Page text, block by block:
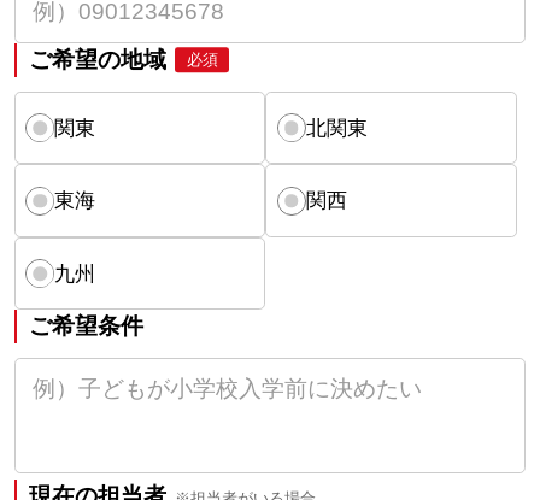
ご希望の地域 必須
関東 北関東
東海 関西
九州
ご希望条件